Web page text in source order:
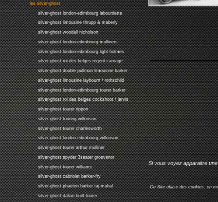
les silver-ghost
silver-ghost london-edimbourg labourdette
silver-ghost limousine thrupp & maberly
silver-ghost woodall nicholson
silver-ghost london-edimbourg mulliners
silver-ghost london-edimbourg light holmes
silver-ghost roi des belges regent-carriage
silver-ghost double pullman limousine barker
silver-ghost limousine laybourn / rothschild
silver-ghost london-edimbourg tourer barker
silver-ghost roi des belges cockshoot / jarvis
silver-ghost tourer rippon
silver-ghost touring wilkinson
silver-ghost tourer charlesworth
silver-ghost london-edimbourg wilkinson
silver-ghost tourer arthur mulliner
silver-ghost spyder 3seater grosvenor
silver-ghost tourer williams
silver-ghost cabriolet barker-fry
silver-ghost phaeton barker taj-mahal
silver-ghost italian built tourer
Si vous voyez apparaitre
Ce Site utilise des cookies, en